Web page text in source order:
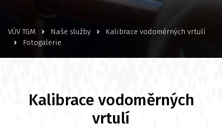
VÚV TGM Naše služby
Kalibrace vodoměrných vrtulí
Fotogalerie
Kalibrace vodoměrných
vrtulí